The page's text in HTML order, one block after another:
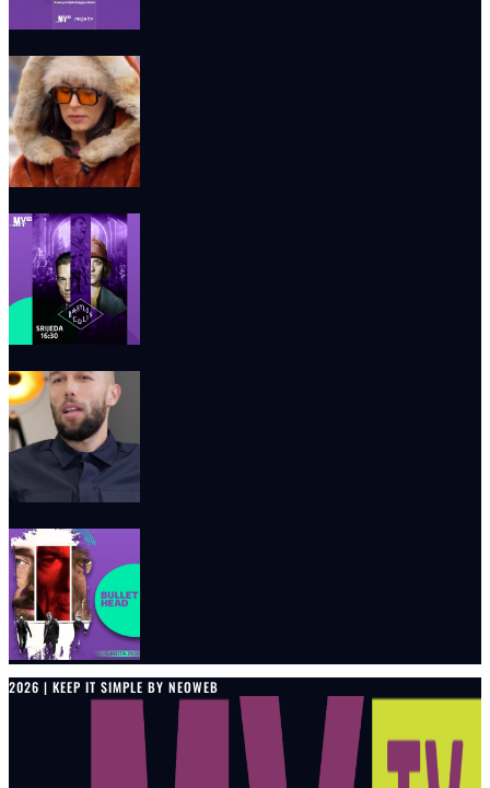
2026 | KEEP IT SIMPLE BY NEOWEB